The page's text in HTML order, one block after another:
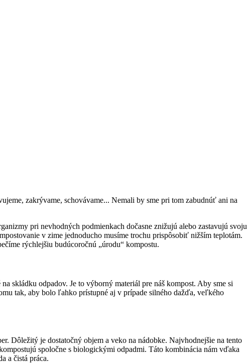
zakrývame, schovávame... Nemali by sme pri tom zabudnúť ani na
pri nevhodných podmienkach dočasne znižujú alebo zastavujú svoju
v zime jednoducho musíme trochu prispôsobiť nižším teplotám.
rýchlejšiu budúcoročnú „úrodu“ kompostu.
skládku odpadov. Je to výborný materiál pre náš kompost. Aby sme si
tak, aby bolo ľahko prístupné aj v prípade silného dažďa, veľkého
Dôležitý je dostatočný objem a veko na nádobke. Najvhodnejšie na tento
spoločne s biologickými odpadmi. Táto kombinácia nám vďaka
a čistá práca.